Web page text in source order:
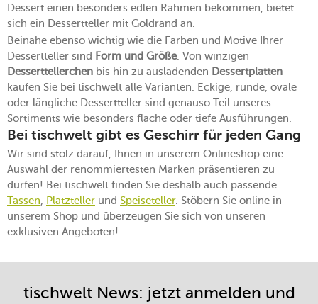
Dessert einen besonders edlen Rahmen bekommen, bietet
sich ein Dessertteller mit Goldrand an.
Beinahe ebenso wichtig wie die Farben und Motive Ihrer
Dessertteller sind Form und Größe. Von winzigen
Desserttellerchen bis hin zu ausladenden Dessertplatten
kaufen Sie bei tischwelt alle Varianten. Eckige, runde, ovale
oder längliche Dessertteller sind genauso Teil unseres
Sortiments wie besonders flache oder tiefe Ausführungen.
Bei tischwelt gibt es Geschirr für jeden Gang
Wir sind stolz darauf, Ihnen in unserem Onlineshop eine
Auswahl der renommiertesten Marken präsentieren zu
dürfen! Bei tischwelt finden Sie deshalb auch passende
Tassen, Platzteller und Speiseteller. Stöbern Sie online in
unserem Shop und überzeugen Sie sich von unseren
exklusiven Angeboten!
tischwelt News: jetzt anmelden und